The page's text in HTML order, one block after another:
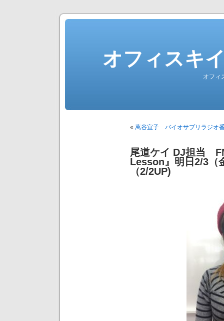
オフィスキ
オフィ
« 萬谷宜子 バイオサプリラジオ
尾道ケイ DJ担当
Lesson』明日2/3（
（2/2UP)